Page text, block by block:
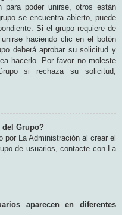
para poder unirse, otros están
se encuentra abierto, puede
Si el grupo requiere de
haciendo clic en el botón
deberá aprobar su solicitud y
hacerlo. Por favor no moleste
si rechaza su solicitud;
del Grupo?
por La Administración al crear el
de usuarios, contacte con La
aparecen en diferentes